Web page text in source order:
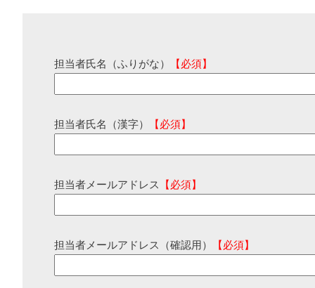
担当者氏名（ふりがな） 【必須】
担当者氏名（漢字） 【必須】
担当者メールアドレス 【必須】
担当者メールアドレス（確認用） 【必須】